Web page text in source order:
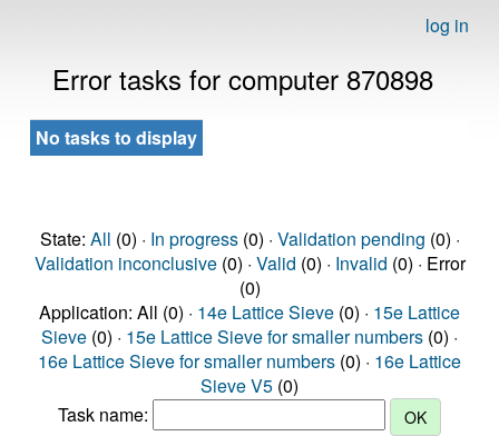
log in
Error tasks for computer 870898
No tasks to display
State: All (0) · In progress(0) · Validation pending (0) ·
Validation inconclusive(0) · Valid (0) · Invalid (0) · Error
(0)
Application: All (0) · 14e Lattice Sieve (0) · 15e Lattice
Sieve (0) · 15e Lattice Sieve for smaller numbers (0) ·
16e Lattice Sieve for smaller numbers (0) · 16e Lattice
Sieve V5 (0)
Task name: